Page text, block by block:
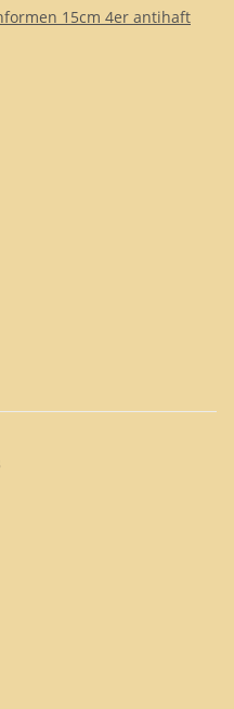
15cm 4er antihaft